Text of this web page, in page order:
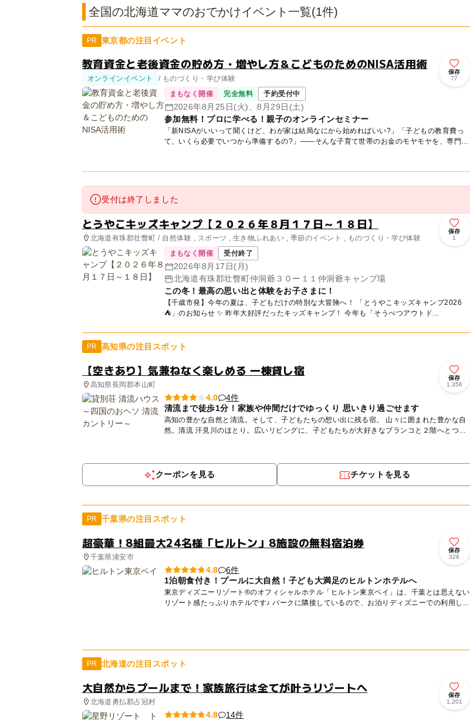
全国の北海道ママのおでかけイベント一覧(1件)
PR 東京都の注目イベント
教育資金と老後資金の貯め方・増やし方＆こどものためのNISA活用術
オンラインイベント / ものづくり・学び体験
保存
77
まもなく開催 完全無料 予約受付中
2026年8月25日(火)、8月29日(土)
参加無料！プロに学べる！親子のオンラインセミナー
「新NISAがいいって聞くけど、わが家は結局なにから始めればいい?」「子どもの教育費っ
て、いくら必要でいつから準備するの?」——そんな子育て世帯のお金のモヤモヤを、専門の
受付は終了しました
とうやこキッズキャンプ【２０２６年８月１７日～１８日】
北海道有珠郡壮瞥町 / 自然体験 , スポーツ , 生き物ふれあい , 季節のイベント , ものづくり・学び体験
保存
1
まもなく開催 受付終了
2026年8月17日(月)
北海道有珠郡壮瞥町仲洞爺３０ー１１仲洞爺キャンプ場
この冬！最高の思い出と体験をお子さまに！
【千歳市発】今年の夏は、子どもだけの特別な大冒険へ！ 「とうやこキッズキャンプ2026
⛺」のお知らせ ✨ 昨年大好評だったキッズキャンプ！ 今年も「そうべつアウトド...
PR 高知県の注目スポット
【空きあり】気兼ねなく楽しめる 一棟貸し宿
高知県長岡郡本山町
保存
1,356
4.0
4件
清流まで徒歩1分！家族や仲間だけでゆっくり 思いきり過ごせます
高知の豊かな自然と清流。そして、子どもたちの想い出に残る宿。 山々に囲まれた豊かな自
然。清流 汗見川のほとり。広いリビングに、子どもたちが大好きなブランコと２階へとつ
クーポンを見る チケットを見る
PR 千葉県の注目スポット
超豪華！8組最大24名様「ヒルトン」8施設の無料宿泊券
千葉県浦安市
保存
326
4.8
6件
1泊朝食付き！プールに大自然！子ども大満足のヒルトンホテルへ
東京ディズニーリゾート®のオフィシャルホテル「ヒルトン東京ベイ」は、千葉とは思えない
リゾート感たっぷりホテルです♪ パークに隣接しているので、お泊りディズニーでの利用し...
PR 北海道の注目スポット
大自然からプールまで！家族旅行は全てが叶うリゾートへ
北海道勇払郡占冠村
保存
1,201
4.8
14件